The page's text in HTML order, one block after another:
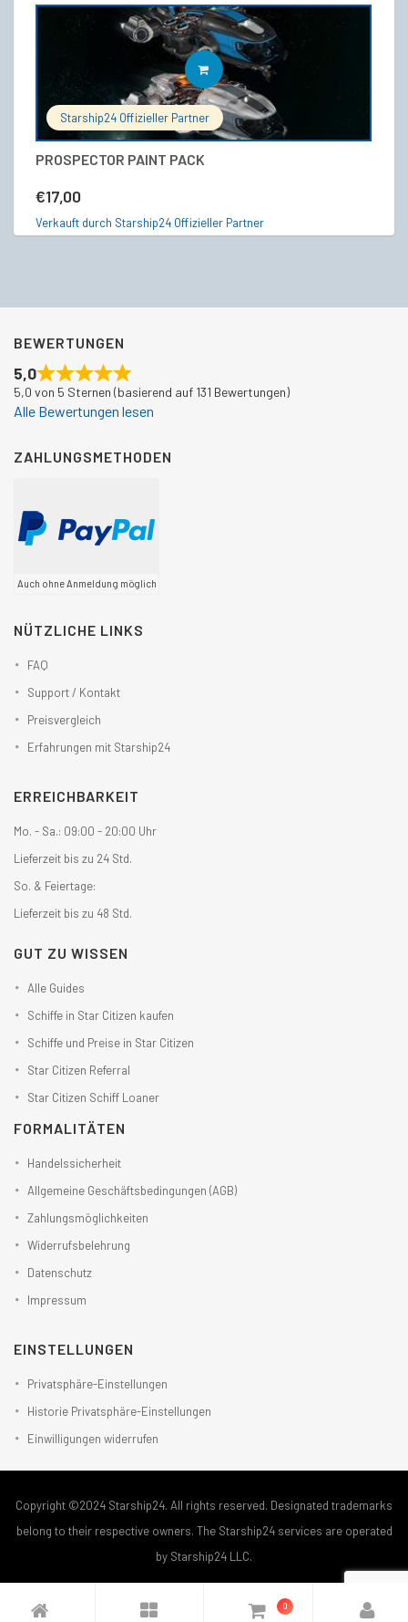
Starship24 Offizieller Partner
PROSPECTOR PAINT PACK
€17,00
IN DEN WARENKORB
Verkauft durch Starship24 Offizieller Partner
BEWERTUNGEN
5,0
5,0 von 5 Sternen (basierend auf 131 Bewertungen)
Alle Bewertungen lesen
ZAHLUNGSMETHODEN
Auch ohne Anmeldung möglich
NÜTZLICHE LINKS
FAQ
Support / Kontakt
Preisvergleich
Erfahrungen mit Starship24
ERREICHBARKEIT
Mo. - Sa.: 09:00 - 20:00 Uhr
Lieferzeit bis zu 24 Std.
So. & Feiertage:
Lieferzeit bis zu 48 Std.
GUT ZU WISSEN
Alle Guides
Schiffe in Star Citizen kaufen
Schiffe und Preise in Star Citizen
Star Citizen Referral
Star Citizen Schiff Loaner
FORMALITÄTEN
Handelssicherheit
Allgemeine Geschäftsbedingungen (AGB)
Zahlungsmöglichkeiten
Widerrufsbelehrung
Datenschutz
Impressum
EINSTELLUNGEN
Privatsphäre-Einstellungen
Historie Privatsphäre-Einstellungen
Einwilligungen widerrufen
Copyright ©2024 Starship24. All rights reserved. Designated trademarks
belong to their respective owners. The Starship24 services are operated
by Starship24 LLC.
0